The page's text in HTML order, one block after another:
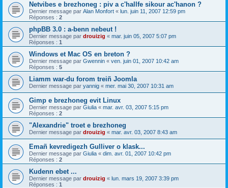
Netvibes e brezhoneg : piv a c'hallfe sikour ac'hanon ?
Dernier message par Alan Monfort « lun. juin 11, 2007 12:59 pm
Réponses : 2
phpBB 3.0 : a-benn nebeut !
Dernier message par drouizig « mar. juin 05, 2007 5:07 pm
Réponses : 1
Windows et Mac OS en breton ?
Dernier message par Gwennin « ven. juin 01, 2007 10:42 am
Réponses : 5
Liamm war-du forom treiñ Joomla
Dernier message par yannig « mer. mai 30, 2007 10:31 am
Gimp e brezhoneg evit Linux
Dernier message par Giulia « mar. avr. 03, 2007 5:15 pm
Réponses : 2
"Alexandrie" troet e brezhoneg
Dernier message par drouizig « mar. avr. 03, 2007 8:43 am
Emañ kevredigezh Gulliver o klask...
Dernier message par Giulia « dim. avr. 01, 2007 10:42 pm
Réponses : 2
Kudenn ebet ...
Dernier message par drouizig « lun. mars 19, 2007 3:39 pm
Réponses : 1